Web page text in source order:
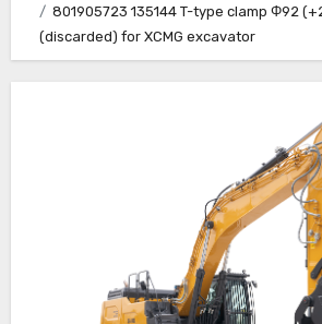
801905723 135144 T-type clamp Φ92
(discarded) for XCMG excavator